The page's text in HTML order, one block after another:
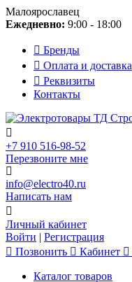
Малоярославец
Ежедневно: 9:00 - 18:00
Бренды
Оплата и доставка
Реквизиты
Контакты
+7 910 516-98-52
Перезвоните мне
info@electro40.ru
Написать нам
Личный кабинет
Войти | Регистрация
Позвонить
Кабинет
Каталог товаров